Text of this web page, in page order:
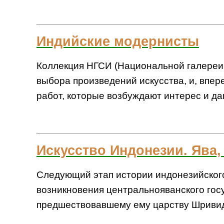
Индийские модернисты
Коллекция НГСИ (Национальной галереи
выбора произведений искусства, и,
работ, которые возбуждают интерес и
Искусство Индонезии. Ява,
Следующий этап истории
возникновения центральнояванского
предшествовавшему ему царству